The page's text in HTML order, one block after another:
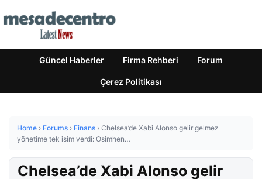
Güncel Haberler Firma Rehberi Forum
Çerez Politikası
Home › Forums › Finans › Chelsea’de Xabi Alonso gelir gelmez
yönetime tek isim verdi: Osimhen…
Chelsea’de Xabi Alonso gelir